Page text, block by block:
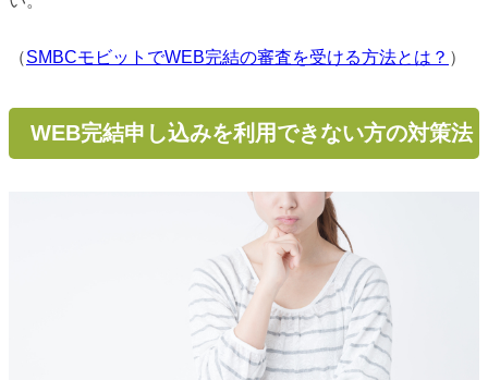
（SMBCモビットでWEB完結の審査を受ける方法とは？ ）
WEB完結申し込みを利用できない方の対策法